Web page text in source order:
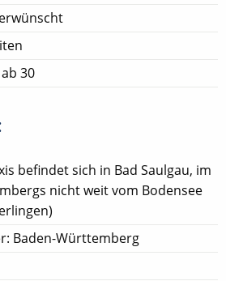
30
befindet sich in Bad Saulgau, im
nicht weit vom Bodensee
Baden-Württemberg